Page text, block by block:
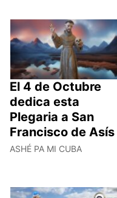
El 4 de Octubre
dedica esta
Plegaria a San
Francisco de Asís
ASHÉ PA MI CUBA